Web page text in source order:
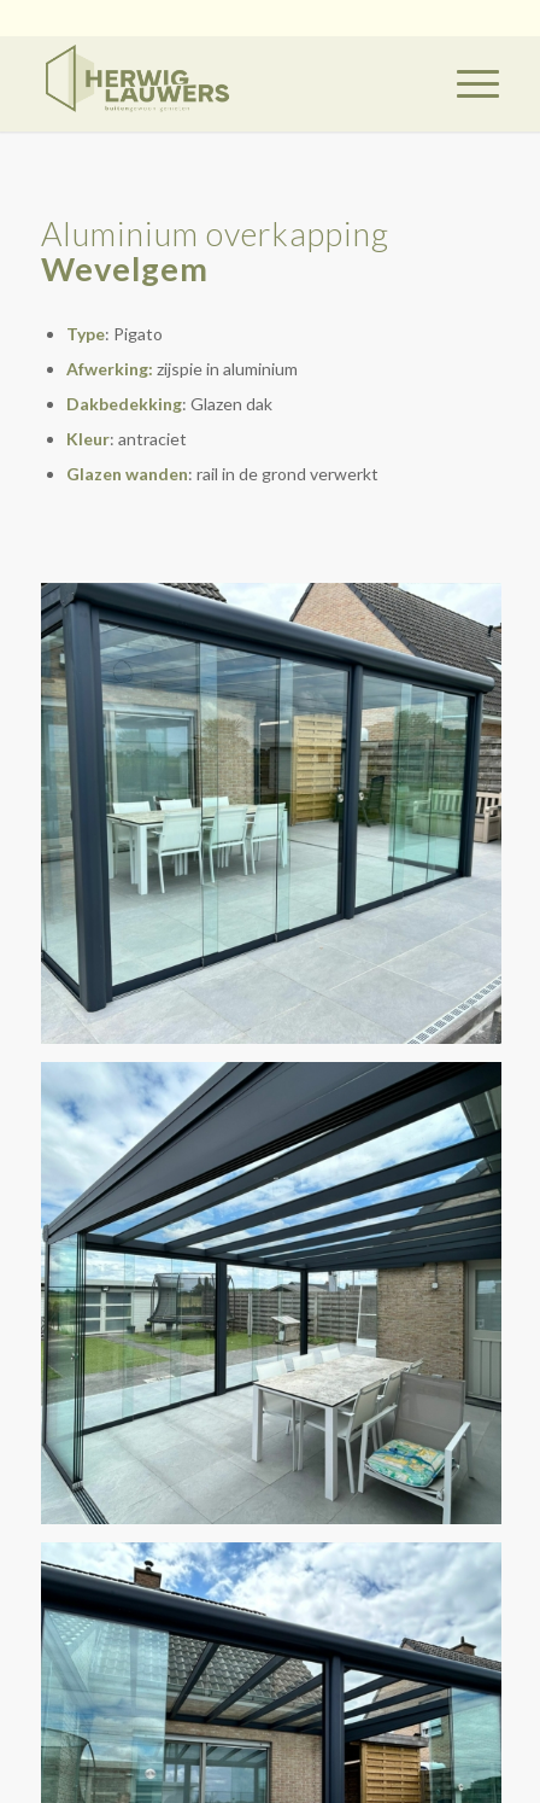
Aluminium overkapping
Wevelgem
Type: Pigato
Afwerking: zijspie in aluminium
Dakbedekking: Glazen dak
Kleur: antraciet
Glazen wanden: rail in de grond verwerkt